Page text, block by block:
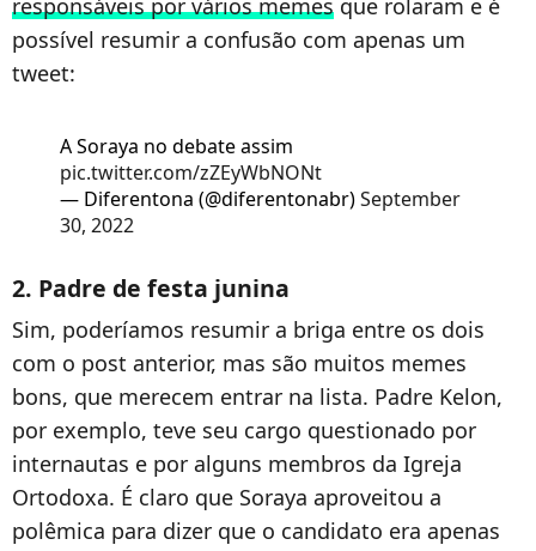
possível resumir a confusão com apenas um
tweet:
A Soraya no debate assim
pic.twitter.com/zZEyWbNONt
— Diferentona (@diferentonabr)September
30, 2022
2. Padre de festa junina
Sim, poderíamos resumir a briga entre os dois
com o post anterior, mas são muitos memes
bons, que merecem entrar na lista. Padre Kelon,
por exemplo, teve seu cargo questionado por
internautas e por alguns membros da Igreja
Ortodoxa. É claro que Soraya aproveitou a
polêmica para dizer que o candidato era apenas